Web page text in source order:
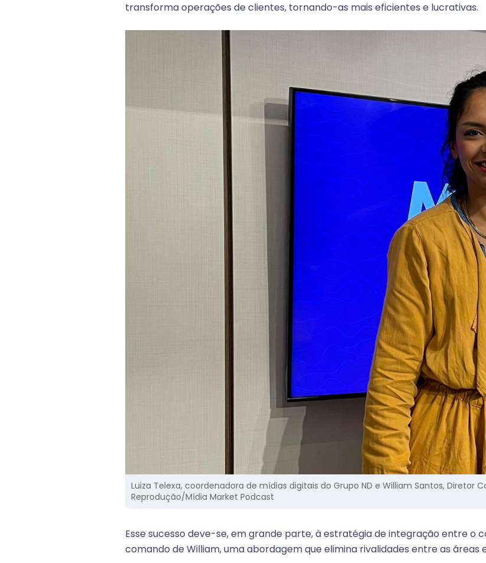
transforma operações de clientes, tornando-as mais eficientes e lucrativas.
Luiza Telexa, coordenadora de mídias digitais do Grupo ND e William Santos, Diretor
Reprodução/Mídia Market Podcast
Esse sucesso deve-se, em grande parte, à estratégia de integração entre o
comando de William, uma abordagem que elimina rivalidades entre as